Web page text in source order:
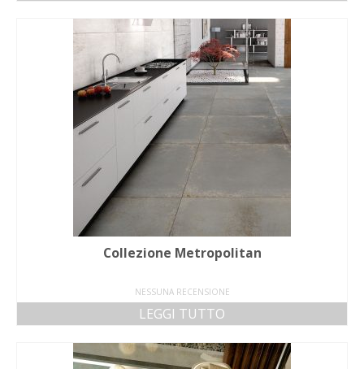
Collezione Metropolitan
NESSUNA RECENSIONE
LEGGI TUTTO